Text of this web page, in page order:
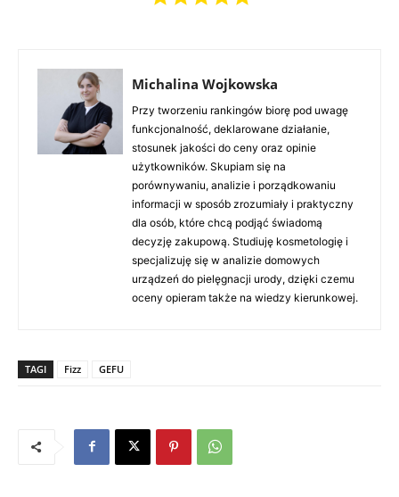
Michalina Wojkowska
Przy tworzeniu rankingów biorę pod uwagę
funkcjonalność, deklarowane działanie,
stosunek jakości do ceny oraz opinie
użytkowników. Skupiam się na
porównywaniu, analizie i porządkowaniu
informacji w sposób zrozumiały i praktyczny
dla osób, które chcą podjąć świadomą
decyzję zakupową. Studiuję kosmetologię i
specjalizuję się w analizie domowych
urządzeń do pielęgnacji urody, dzięki czemu
oceny opieram także na wiedzy kierunkowej.
TAGI Fizz GEFU